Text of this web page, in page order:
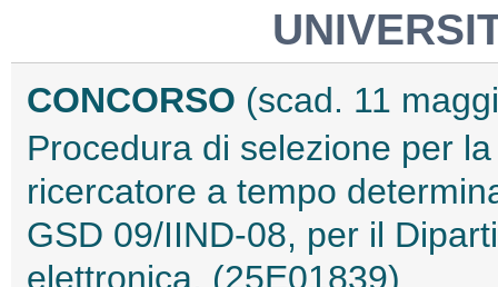
CONCORSO (scad. 11
Procedura di selezione per
ricercatore a tempo
GSD 09/IIND-08, per il
elettronica. (25E01839)